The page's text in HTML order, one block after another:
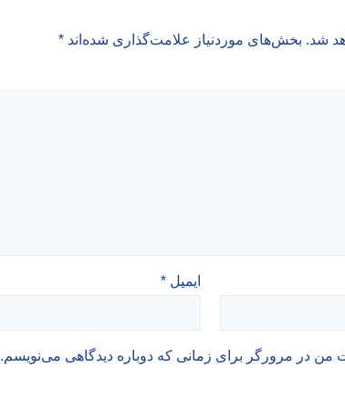
شد. بخش‌های موردنیاز علامت‌گذاری شده‌اند *
ایمیل *
من در مرورگر برای زمانی که دوباره دیدگاهی می‌نویسم.